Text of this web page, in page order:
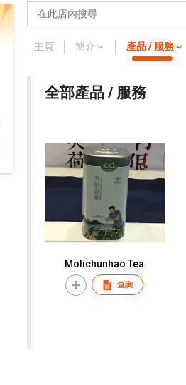
主頁 簡介 產品 / 服務
全部產品 / 服務
Molichunhao Tea
查詢